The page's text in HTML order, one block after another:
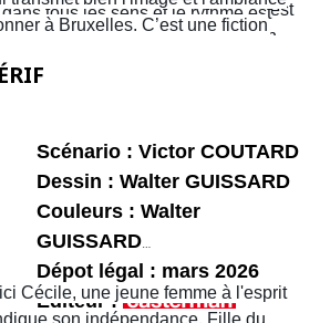
C'est véritablement le Far West
et d’anarchie. Il y a même un
tous les sens et le rythme est
bout en bout. Sophie et Quentin
à une situation totalement confuse
découvrir as de la gâchette, surtout
on peut le dire, surréaliste.
à Bruxelles. C’est une fiction
que perçue par nombre de ses
Scénario : Victor COUTARD
Dessin : Walter GUISSARD
Couleurs : Walter
GUISSARD
Dépot légal : mars 2026
Editeur :
Cécile, une jeune femme à l'esprit
son indépendance. Fille du